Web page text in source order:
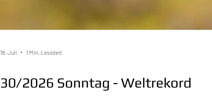
30/2026 Sonntag - Weltrekord
18. Juli 1 Min. Lesezeit